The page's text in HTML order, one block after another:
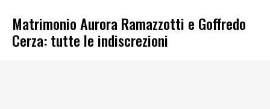
Matrimonio Aurora Ramazzotti e Goffredo
Cerza: tutte le indiscrezioni